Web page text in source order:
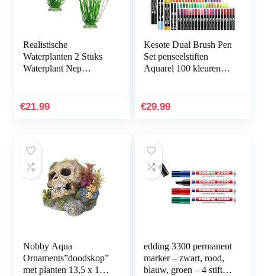
Realistische
Waterplanten 2 Stuks
Waterplant Nep
Kunstmatige
€21.99
Kesote Dual Brush Pen
Set penseelstiften
Aquarel 100 kleuren
handbelettering…
€29.99
Nobby Aqua
Ornaments”doodskop”
met planten 13,5 x 13,5
edding 3300 permanent
marker – zwart, rood,
blauw, groen – 4 stiften